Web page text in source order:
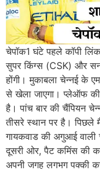
चेपॉक1 घंटे पहले कॉपी
सुपर किंग्स (CSK) और
होंगी। मुकाबला चेन्नई के
से खेला जाएगा। प्लेऑफ की
है। पांच बार की चैंपियन
तीसरे स्थान पर है।
गायकवाड की अगुआई वाली
दूसरी ओर, पैट कमिंस की
अपनी जगह लगभग पक्की